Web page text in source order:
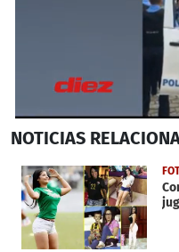
seconds
29
seconds
NOTICIAS